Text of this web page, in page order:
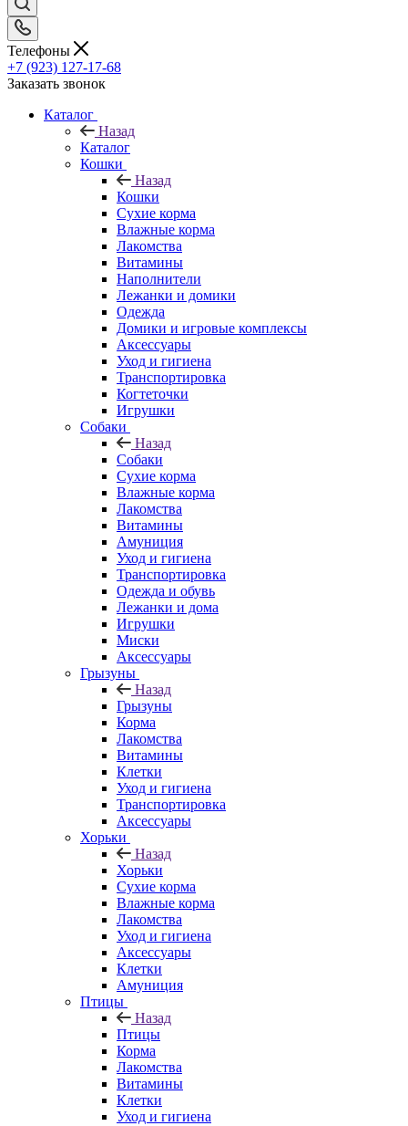
Телефоны
+7 (923) 127-17-68
Заказать звонок
Каталог
Назад
Каталог
Кошки
Назад
Кошки
Сухие корма
Влажные корма
Лакомства
Витамины
Наполнители
Лежанки и домики
Одежда
Домики и игровые комплексы
Аксессуары
Уход и гигиена
Транспортировка
Когтеточки
Игрушки
Собаки
Назад
Собаки
Сухие корма
Влажные корма
Лакомства
Витамины
Амуниция
Уход и гигиена
Транспортировка
Одежда и обувь
Лежанки и дома
Игрушки
Миски
Аксессуары
Грызуны
Назад
Грызуны
Корма
Лакомства
Витамины
Клетки
Уход и гигиена
Транспортировка
Аксессуары
Хорьки
Назад
Хорьки
Сухие корма
Влажные корма
Лакомства
Уход и гигиена
Аксессуары
Клетки
Амуниция
Птицы
Назад
Птицы
Корма
Лакомства
Витамины
Клетки
Уход и гигиена